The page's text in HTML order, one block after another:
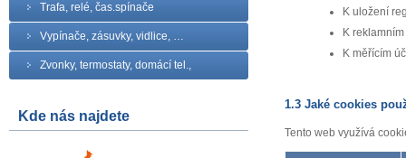
Trafa, relé, čas.spínače
Vypínače, zásuvky, vidlice, …
Zvonky, termostaty, domácí tel.,
Kde nás najdete
K uložení
K
K měřícím
1.3 Jaké cookies
Tento web využívá